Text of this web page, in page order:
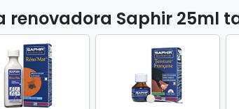
renovadora Saphir 25ml